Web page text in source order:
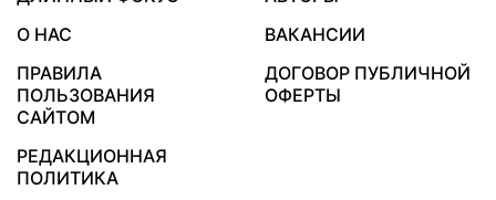
О НАС
ВАКАНСИИ
ПРАВИЛА
ПОЛЬЗОВАНИЯ
САЙТОМ
ДОГОВОР ПУБЛИЧНОЙ
ОФЕРТЫ
РЕДАКЦИОННАЯ
ПОЛИТИКА